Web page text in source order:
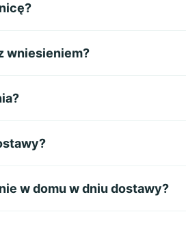
wniesieniem?
w domu w dniu dostawy?